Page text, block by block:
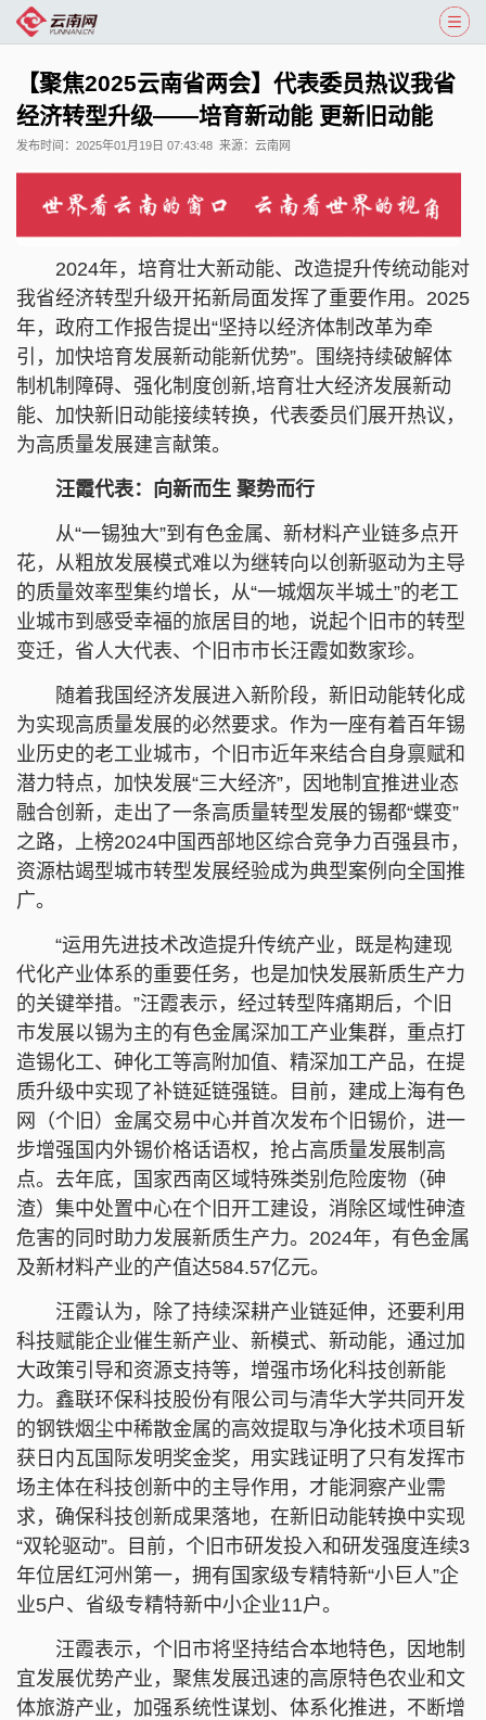
【聚焦2025云南省两会】代表委员热议我省
经济转型升级——培育新动能 更新旧动能
发布时间： 2025年01月19日 07:43:48 来源： 云南网
2024年，培育壮大新动能、改造提升传统动能对
我省经济转型升级开拓新局面发挥了重要作用。2025
年，政府工作报告提出“坚持以经济体制改革为牵
引，加快培育发展新动能新优势”。围绕持续破解体
制机制障碍、强化制度创新,培育壮大经济发展新动
能、加快新旧动能接续转换，代表委员们展开热议，
为高质量发展建言献策。
汪霞代表：向新而生 聚势而行
从“一锡独大”到有色金属、新材料产业链多点开
花，从粗放发展模式难以为继转向以创新驱动为主导
的质量效率型集约增长，从“一城烟灰半城土”的老工
业城市到感受幸福的旅居目的地，说起个旧市的转型
变迁，省人大代表、个旧市市长汪霞如数家珍。
随着我国经济发展进入新阶段，新旧动能转化成
为实现高质量发展的必然要求。作为一座有着百年锡
业历史的老工业城市，个旧市近年来结合自身禀赋和
潜力特点，加快发展“三大经济”，因地制宜推进业态
融合创新，走出了一条高质量转型发展的锡都“蝶变”
之路，上榜2024中国西部地区综合竞争力百强县市，
资源枯竭型城市转型发展经验成为典型案例向全国推
广。
“运用先进技术改造提升传统产业，既是构建现
代化产业体系的重要任务，也是加快发展新质生产力
的关键举措。”汪霞表示，经过转型阵痛期后，个旧
市发展以锡为主的有色金属深加工产业集群，重点打
造锡化工、砷化工等高附加值、精深加工产品，在提
质升级中实现了补链延链强链。目前，建成上海有色
网（个旧）金属交易中心并首次发布个旧锡价，进一
步增强国内外锡价格话语权，抢占高质量发展制高
点。去年底，国家西南区域特殊类别危险废物（砷
渣）集中处置中心在个旧开工建设，消除区域性砷渣
危害的同时助力发展新质生产力。2024年，有色金属
及新材料产业的产值达584.57亿元。
汪霞认为，除了持续深耕产业链延伸，还要利用
科技赋能企业催生新产业、新模式、新动能，通过加
大政策引导和资源支持等，增强市场化科技创新能
力。鑫联环保科技股份有限公司与清华大学共同开发
的钢铁烟尘中稀散金属的高效提取与净化技术项目斩
获日内瓦国际发明奖金奖，用实践证明了只有发挥市
场主体在科技创新中的主导作用，才能洞察产业需
求，确保科技创新成果落地，在新旧动能转换中实现
“双轮驱动”。目前，个旧市研发投入和研发强度连续3
年位居红河州第一，拥有国家级专精特新“小巨人”企
业5户、省级专精特新中小企业11户。
汪霞表示，个旧市将坚持结合本地特色，因地制
宜发展优势产业，聚焦发展迅速的高原特色农业和文
体旅游产业，加强系统性谋划、体系化推进，不断增